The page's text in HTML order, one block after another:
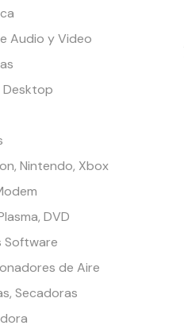
Audio y Video
Nintendo, Xbox
DVD
Software
de Aire
Secadoras